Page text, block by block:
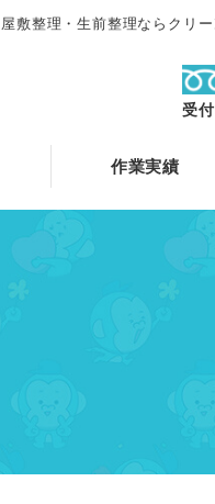
敷整理・生前整理ならクリー
受
作業実績